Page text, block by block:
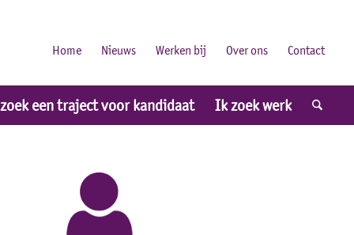
Home Nieuws Werken bij Over ons Contact
een traject voor kandidaat Ik zoek werk